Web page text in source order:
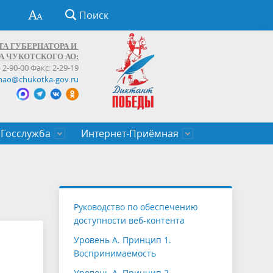
Поиск
ГУБЕРНАТОРА И
ЧУКОТСКОГО АО:
2-90-00 Факс: 2-29-19
gov.ru
Госслужба
служащих Чукотского автономного
Интернет-Приёмная
Руководство по обеспечению
доступности веб-контента
Уровень А. Принцип 1.
Воспринимаемость